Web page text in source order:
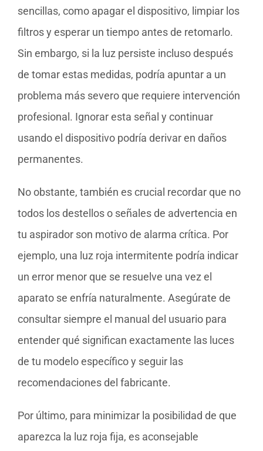
sencillas, como apagar el dispositivo, limpiar los
filtros y esperar un tiempo antes de retomarlo.
Sin embargo, si la luz persiste incluso después
de tomar estas medidas, podría apuntar a un
problema más severo que requiere intervención
profesional. Ignorar esta señal y continuar
usando el dispositivo podría derivar en daños
permanentes.
No obstante, también es crucial recordar que no
todos los destellos o señales de advertencia en
tu aspirador son motivo de alarma crítica. Por
ejemplo, una luz roja intermitente podría indicar
un error menor que se resuelve una vez el
aparato se enfría naturalmente. Asegúrate de
consultar siempre el manual del usuario para
entender qué significan exactamente las luces
de tu modelo específico y seguir las
recomendaciones del fabricante.
Por último, para minimizar la posibilidad de que
aparezca la luz roja fija, es aconsejable